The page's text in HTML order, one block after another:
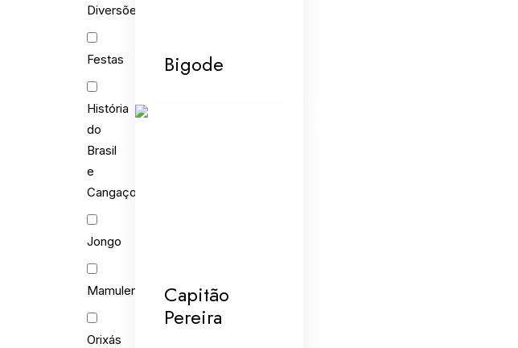
Diversões
Festas
História
do
Brasil
e
Cangaço
Jongo
Mamulengo
Orixás
Bigode
Capitão
Pereira